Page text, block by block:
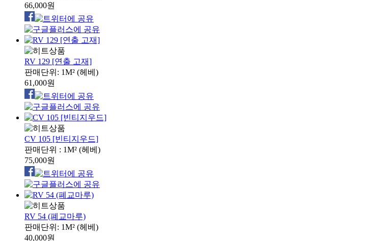
66,000원
RV 129 [연출 고재]
판매단위: 1M² (헤베)
61,000원
CV 105 [빈티지우드]
판매단위 : 1M² (헤베)
75,000원
RV 54 (폐교마루)
판매단위: 1M² (헤베)
40,000원